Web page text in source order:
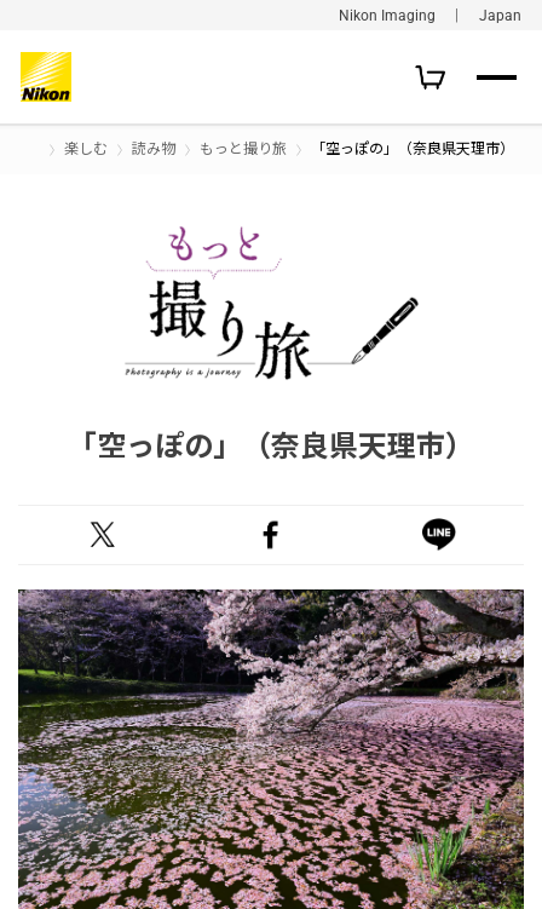
Nikon Imaging ｜ Japan
楽しむ 読み物 もっと撮り旅 「空っぽの」（奈良県天理市）
「空っぽの」（奈良県天理市）